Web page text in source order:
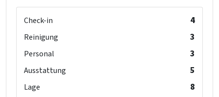
Check-in 4
Reinigung 3
Personal 3
Ausstattung 5
Lage 8